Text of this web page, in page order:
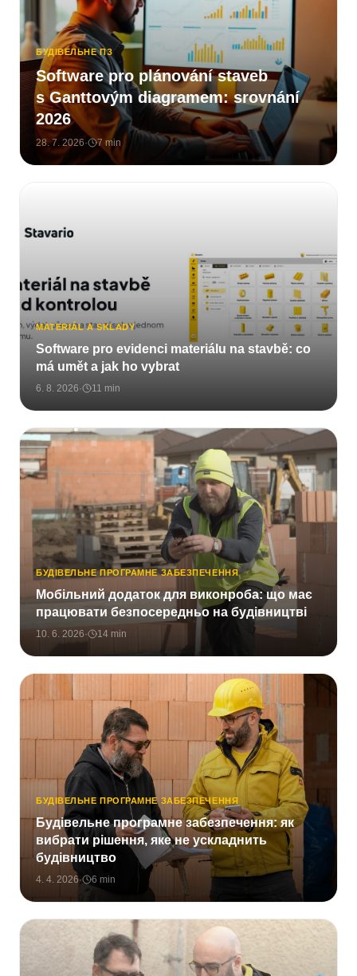
БУДІВЕЛЬНЕ ПЗ
Software pro plánování staveb
s Ganttovým diagramem: srovnání
2026
28. 7. 2026· 7 min
MATERIÁL A SKLADY
Software pro evidenci materiálu na stavbě: co
má umět a jak ho vybrat
6. 8. 2026· 11 min
БУДІВЕЛЬНЕ ПРОГРАМНЕ ЗАБЕЗПЕЧЕННЯ
Мобільний додаток для виконроба: що має
працювати безпосередньо на будівництві
10. 6. 2026· 14 min
БУДІВЕЛЬНЕ ПРОГРАМНЕ ЗАБЕЗПЕЧЕННЯ
Будівельне програмне забезпечення: як
вибрати рішення, яке не ускладнить
будівництво
4. 4. 2026· 6 min